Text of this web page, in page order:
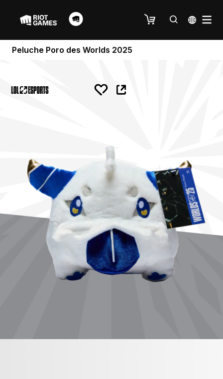
Peluche Poro des Worlds 2025